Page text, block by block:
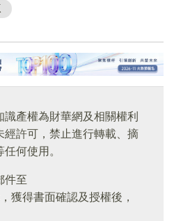
產權為財華網及相關權利
經許可，禁止進行轉載、摘
何使用。
件至
，獲得書面確認及授權後，